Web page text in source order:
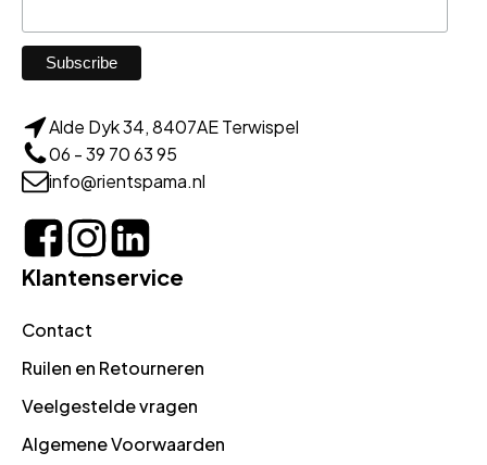
Alde Dyk 34, 8407AE Terwispel
06 - 39 70 63 95
info@rientspama.nl
Klantenservice
Contact
Ruilen en Retourneren
Veelgestelde vragen
Algemene Voorwaarden